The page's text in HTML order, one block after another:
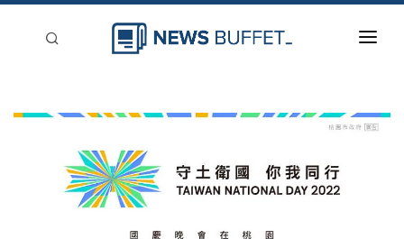
新聞稿分類
刊登